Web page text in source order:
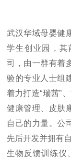
武汉华域母婴健
学生创业园，其
司，由一群有着
验的专业人士组
着力打造“瑞茜”
健康管理、皮肤
自己的力量。公
先后开发并拥有
生物反馈训练仪